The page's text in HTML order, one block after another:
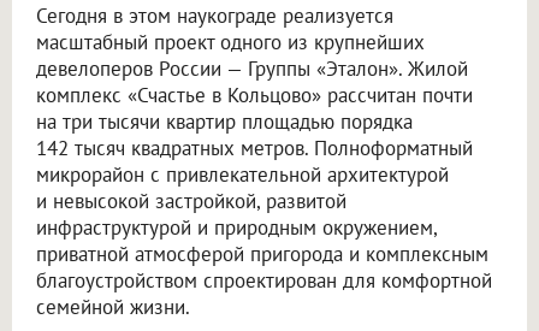
Сегодня в этом наукограде реализуется
масштабный проект одного из крупнейших
девелоперов России — Группы «Эталон». Жилой
комплекс «Счастье в Кольцово» рассчитан почти
на три тысячи квартир площадью порядка
142 тысяч квадратных метров. Полноформатный
микрорайон с привлекательной архитектурой
и невысокой застройкой, развитой
инфраструктурой и природным окружением,
приватной атмосферой пригорода и комплексным
благоустройством спроектирован для комфортной
семейной жизни.